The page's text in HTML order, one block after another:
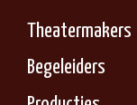
Theatermakers
Begeleiders